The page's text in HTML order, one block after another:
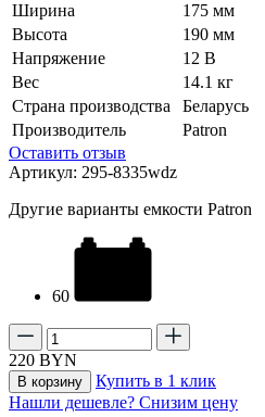
Ширина
175 мм
Высота
190 мм
Напряжение
12 В
Вес
14.1 кг
Страна производства
Беларусь
Производитель
Patron
Оставить отзыв
Артикул: 295-8335wdz
Другие варианты емкости Patron
60
220 BYN
В корзину
Купить в 1 клик
Нашли дешевле? Снизим цену